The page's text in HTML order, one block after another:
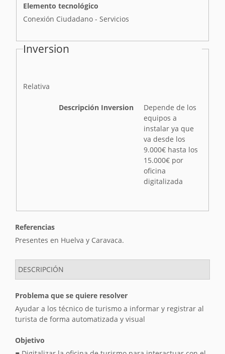
Elemento tecnológico
Conexión Ciudadano - Servicios
Inversion
IRelativa
Descripción Inversion
Depende de los
equipos a
instalar ya que
va desde los
9.000€ hasta los
15.000€ por
oficina
digitalizada
Referencias
Presentes en Huelva y Caravaca.
DESCRIPCIÓN
Problema que se quiere resolver
Ayudar a los técnico de turismo a informar y registrar al
turista de forma automatizada y visual
Objetivo